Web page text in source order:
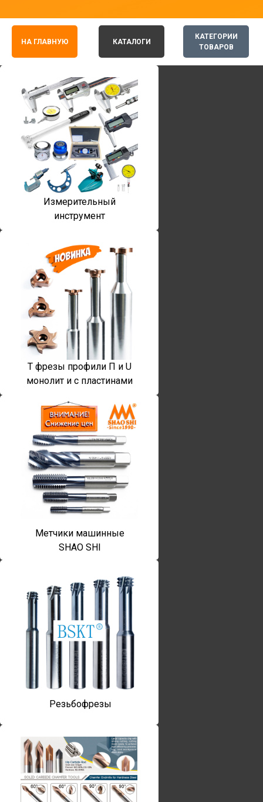
КАТЕГОРИИ
ТОВАРОВ
НА ГЛАВНУЮ КАТАЛОГИ
Измерительный
инструмент
T фрезы профили П и U
монолит и с пластинами
Метчики машинные
SHAO SHI
Резьбофрезы